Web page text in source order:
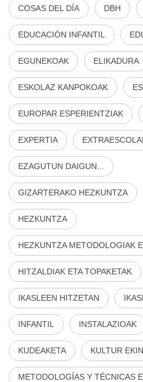
COSAS DEL DÍA DBH
EDUCACIÓN INFANTIL
EGUNEKOAK ELIKADURA
ESKOLAZ KANPOKOAK
EUROPAR ESPERIENTZIAK
EXPERTIA
EZAGUTUN DAIGUN...
GIZARTERAKO HEZKUNTZA
HEZKUNTZA
HEZKUNTZA METODOLOGIAK
HITZALDIAK ETA TOPAKETAK
IKASLEEN HITZETAN
INFANTIL INSTALAZIOAK
KUDEAKETA KULTUR
METODOLOGÍAS Y TÉCNICAS